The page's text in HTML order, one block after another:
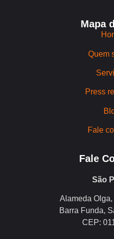
Mapa
Quem
Press
Fale
Fale
São
Alameda
Barra Funda,
CEP: